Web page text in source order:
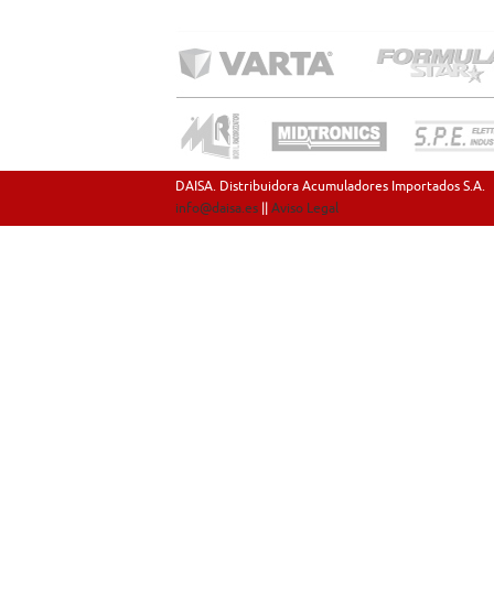
DAISA. Distribuidora Acumuladores Importados S.A.
info@daisa.es|| Aviso Legal